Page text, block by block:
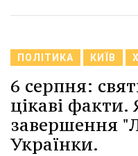
ПОЛІТИКА КИЇВ
6 серпня:
цікаві
завершення
Українки.